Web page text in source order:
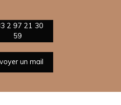
2 97 21 30
59
un mail